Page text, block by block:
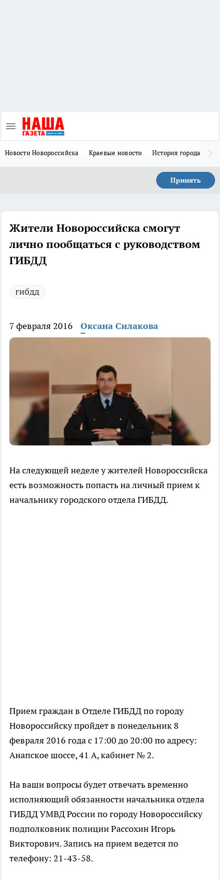
Новости Новороссийска Краевые новости История города Н
Принять
Жители Новороссийска смогут
лично пообщаться с руководством
ГИБДД
гибдд
7 февраля 2016 Оксана Силакова
На следующей неделе у жителей Новороссийска
есть возможность попасть на личный прием к
начальнику городского отдела ГИБДД.
Прием граждан в Отделе ГИБДД по городу
Новороссийску пройдет в понедельник 8
февраля 2016 года с 17:00 до 20:00 по адресу:
Анапское шоссе, 41 А, кабинет № 2.
На ваши вопросы будет отвечать временно
исполняющий обязанности начальника отдела
ГИБДД УМВД России по городу Новороссийску
подполковник полиции Рассохин Игорь
Викторович. Запись на прием ведется по
телефону: 21-43-58.